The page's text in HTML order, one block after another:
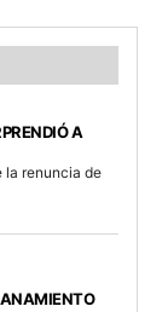
A
la renuncia de